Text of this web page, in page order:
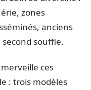
zones
anciens
souffle.
ces
: trois modèles